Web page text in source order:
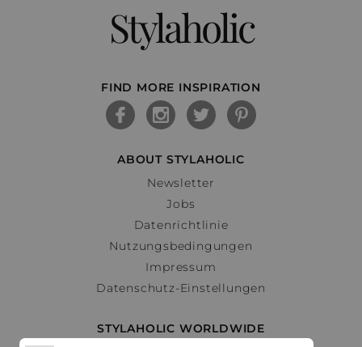
Stylaholic
FIND MORE INSPIRATION
ABOUT STYLAHOLIC
Newsletter
Jobs
Datenrichtlinie
Nutzungsbedingungen
Impressum
Datenschutz-Einstellungen
STYLAHOLIC WORLDWIDE